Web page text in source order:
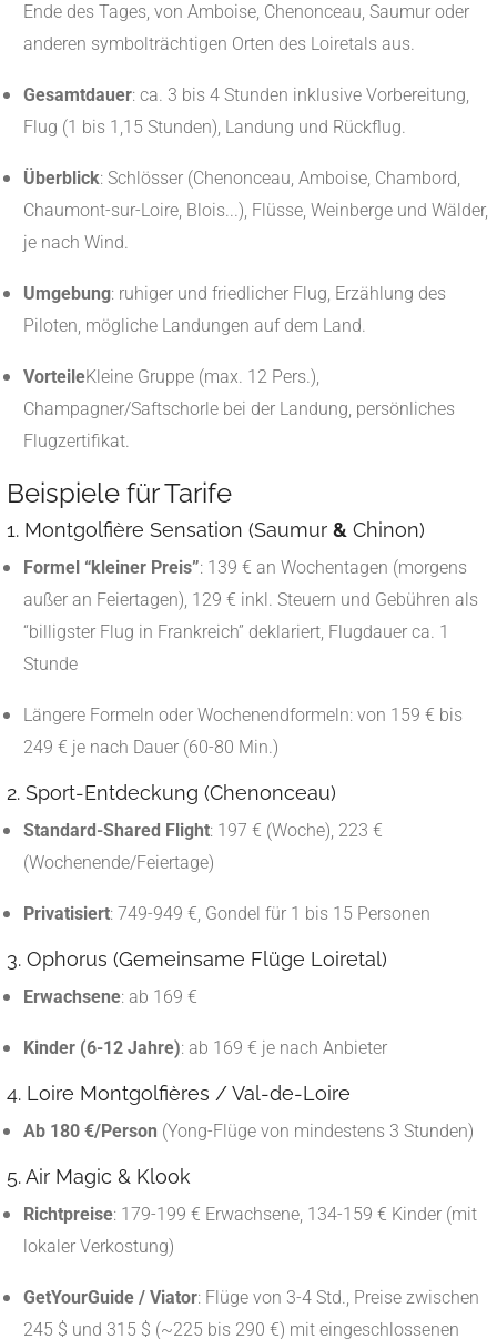
Ende des Tages, von Amboise, Chenonceau, Saumur oder
anderen symbolträchtigen Orten des Loiretals aus.
Gesamtdauer: ca. 3 bis 4 Stunden inklusive Vorbereitung,
Flug (1 bis 1,15 Stunden), Landung und Rückflug.
Überblick: Schlösser (Chenonceau, Amboise, Chambord,
Chaumont-sur-Loire, Blois...), Flüsse, Weinberge und Wälder,
je nach Wind.
Umgebung: ruhiger und friedlicher Flug, Erzählung des
Piloten, mögliche Landungen auf dem Land.
VorteileKleine Gruppe (max. 12 Pers.),
Champagner/Saftschorle bei der Landung, persönliches
Flugzertifikat.
Beispiele für Tarife
1. Montgolfière Sensation (Saumur & Chinon)
Formel “kleiner Preis”: 139 € an Wochentagen (morgens
außer an Feiertagen), 129 € inkl. Steuern und Gebühren als
“billigster Flug in Frankreich” deklariert, Flugdauer ca. 1
Stunde
Längere Formeln oder Wochenendformeln: von 159 € bis
249 € je nach Dauer (60-80 Min.)
2. Sport-Entdeckung (Chenonceau)
Standard-Shared Flight: 197 € (Woche), 223 €
(Wochenende/Feiertage)
Privatisiert: 749-949 €, Gondel für 1 bis 15 Personen
3. Ophorus (Gemeinsame Flüge Loiretal)
Erwachsene: ab 169 €
Kinder (6-12 Jahre): ab 169 € je nach Anbieter
4. Loire Montgolfières / Val-de-Loire
Ab 180 €/Person (Yong-Flüge von mindestens 3 Stunden)
5. Air Magic & Klook
Richtpreise: 179-199 € Erwachsene, 134-159 € Kinder (mit
lokaler Verkostung)
GetYourGuide / Viator: Flüge von 3-4 Std., Preise zwischen
245 $ und 315 $ (~225 bis 290 €) mit eingeschlossenen